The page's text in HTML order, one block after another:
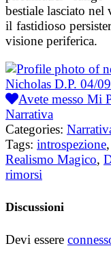
bestiale lasciato
il fastidioso
visione periferica.
Nicholas D.P. 04/
Avete messo Mi
Narrativa
Categories:
Tags: introspezione,
Realismo Magico,
rimorsi
Discussioni
Devi essere